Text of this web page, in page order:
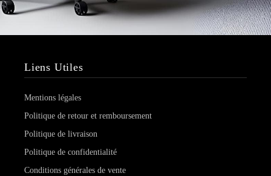
Liens Utiles
Mentions légales
Politique de retour et remboursement
Politique de livraison
Politique de confidentialité
Conditions générales de vente